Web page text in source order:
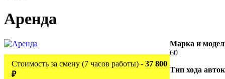
Аренда
Стоимость за смену (7 часов работы) - 37 800
₽
Марка и
60
Тип хода